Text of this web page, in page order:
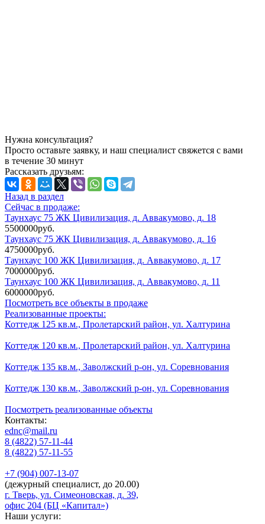
Нужна консультация?
Просто оставьте заявку, и наш специалист свяжется с вами
в течение 30 минут
Рассказать друзьям:
Назад в раздел
Сейчас в продаже:
Таунхаус 75 ЖК Цивилизация, д. Аввакумово, д. 18
5500000руб.
Таунхаус 75 ЖК Цивилизация, д. Аввакумово, д. 16
4750000руб.
Таунхаус 100 ЖК Цивилизация, д. Аввакумово, д. 17
7000000руб.
Таунхаус 100 ЖК Цивилизация, д. Аввакумово, д. 11
6000000руб.
Посмотреть все объекты в продаже
Реализованные проекты:
Коттедж 125 кв.м., Пролетарский район, ул. Халтурина
Коттедж 120 кв.м., Пролетарский район, ул. Халтурина
Коттедж 135 кв.м., Заволжский р-он, ул. Соревнования
Коттедж 130 кв.м., Заволжский р-он, ул. Соревнования
Посмотреть реализованные объекты
Контакты:
ednc@mail.ru
8 (4822) 57-11-44
8 (4822) 57-11-55
+7 (904) 007-13-07
(дежурный специалист, до 20.00)
г. Тверь, ул. Симеоновская, д. 39,
офис 204 (БЦ «Капитал»)
Наши услуги: